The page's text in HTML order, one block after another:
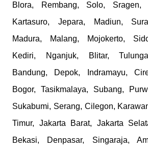
Blora, Rembang, Solo, Sragen,
Kartasuro, Jepara, Madiun,
Madura, Malang, Mojokerto,
Kediri, Nganjuk, Blitar,
Bandung, Depok, Indramayu,
Bogor, Tasikmalaya, Subang,
Sukabumi, Serang, Cilegon,
Timur, Jakarta Barat, Jakarta
Bekasi, Denpasar, Singaraja,